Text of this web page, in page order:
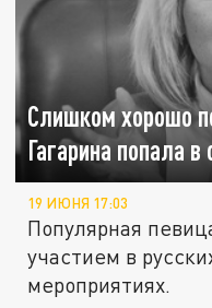
Слишком хорошо
Гагарина попала
19 ИЮНЯ 17:03
Популярная
участием в
мероприятиях.